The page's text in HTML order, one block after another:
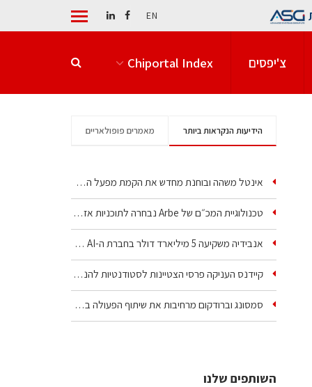
EN
צ'יפסים Chiportal Index
הידיעות הנקראות ביותר מאמרים פופולאריים
אינטל משהה ובוחנת מחדש את הקמת מפעל הענק שלה בקריית גת
טכנולוגיית המכ״ם של Arbe נבחרה לתוכניות אזרחיות וביטחוניות
אנבידיה משקיעה 5 מיליארד דולר בחברת ה-AI של איליה סוצקבר
קיידנס העניקה פרסי הצטיינות לסטודנטיות להנדסת חשמל ופיזיקה
סמסונג וברודקום מרחיבות את שיתוף הפעולה בשבבי AI…
השותפים שלנו